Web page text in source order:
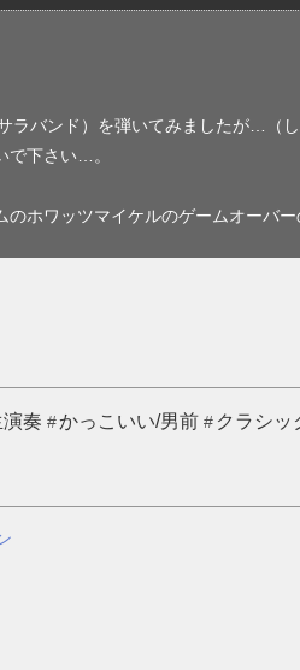
ラバンド）を弾いてみましたが…（し
で下さい…。
ホワッツマイケルのゲームオーバ
演奏 かっこいい/男前 クラシッ